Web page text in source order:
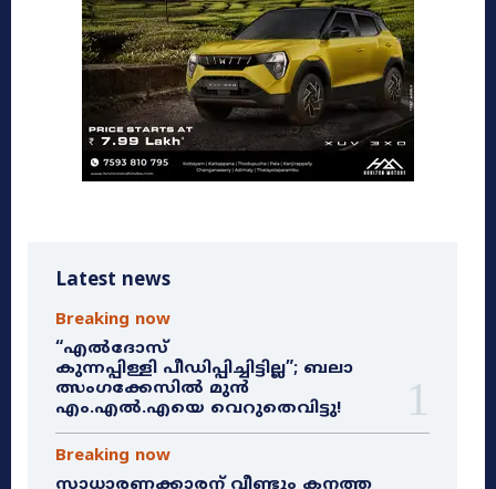
Latest news
Breaking now
“എൽദോസ്
കുന്നപ്പിള്ളി പീഡിപ്പിച്ചിട്ടില്ല”; ബലാ
ത്സംഗക്കേസിൽ മുൻ
എം.എൽ.എയെ വെറുതെവിട്ടു!
Breaking now